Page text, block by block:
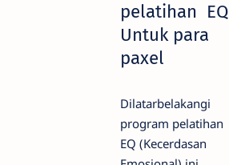
pelatihan EQ
Untuk para
paxel
Dilatarbelakangi
program pelatihan
EQ (Kecerdasan